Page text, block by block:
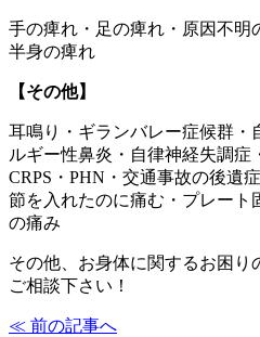
手の痺れ・足の痺れ・原因不明
半身の痺れ
【その他】
耳鳴り・ギランバレー症候群・
ルギー性鼻炎・自律神経失調症
CRPS・PHN・交通事故の後遺
節を入れたのに痛む・プレート
の痛み
その他、お身体に関するお困り
ご相談下さい！
≪ 前の記事へ